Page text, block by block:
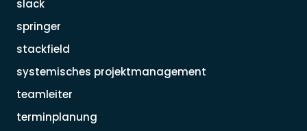
slack
springer
stackfield
systemisches projektmanagement
teamleiter
terminplanung